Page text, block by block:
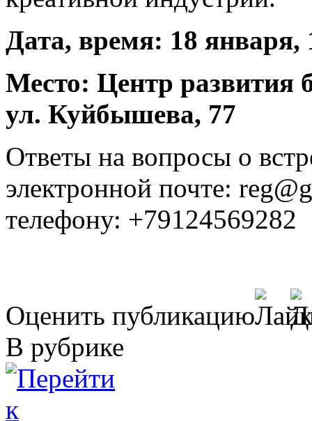
Дата, время: 18 января,
Место: Центр развития
ул. Куйбышева, 77
Ответы на вопросы о
электронной почте:
телефону: +79124569282
Оценить публикацию
В рубрике